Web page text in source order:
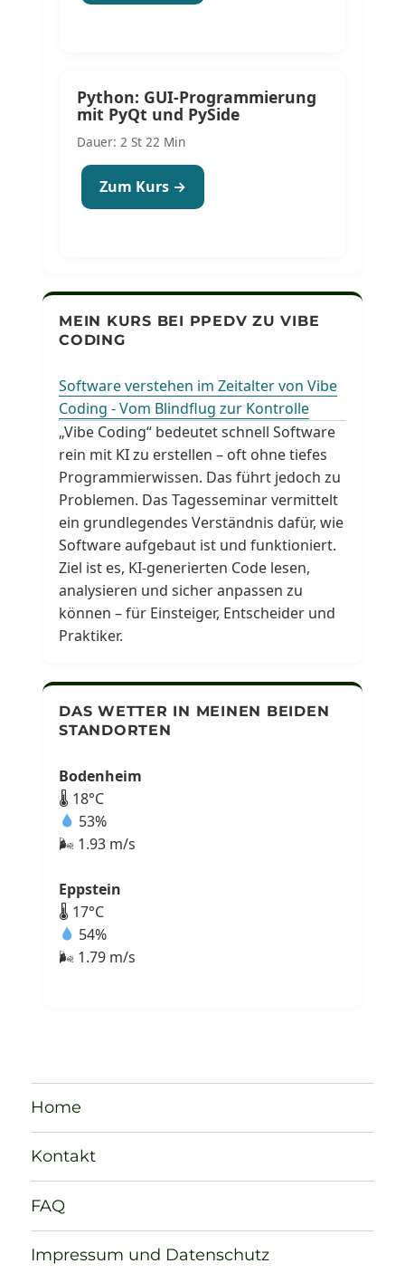
Python: GUI-Programmierung
mit PyQt und PySide
Dauer: 2 St 22 Min
Zum Kurs →
MEIN KURS BEI PPEDV ZU VIBE
CODING
Software verstehen im Zeitalter von Vibe
Coding - Vom Blindflug zur Kontrolle
„Vibe Coding“ bedeutet schnell Software
rein mit KI zu erstellen – oft ohne tiefes
Programmierwissen. Das führt jedoch zu
Problemen. Das Tagesseminar vermittelt
ein grundlegendes Verständnis dafür, wie
Software aufgebaut ist und funktioniert.
Ziel ist es, KI-generierten Code lesen,
analysieren und sicher anpassen zu
können – für Einsteiger, Entscheider und
Praktiker.
DAS WETTER IN MEINEN BEIDEN
STANDORTEN
Bodenheim
🌡 18°C
53%
🌬 1.93 m/s
Eppstein
🌡 17°C
54%
🌬 1.79 m/s
Home
Kontakt
FAQ
Impressum und Datenschutz